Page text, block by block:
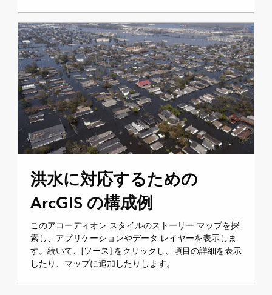
洪水に対応するための
ArcGIS の構成例
このアコーディオン スタイルのストーリー マップを探
索し、アプリケーションやデータ レイヤーを表示しま
す。続いて、[ソース] をクリックし、項目の詳細を表示
したり、マップに追加したりします。